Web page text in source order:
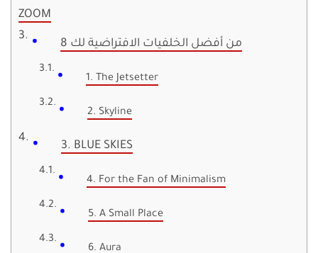
ZOOM
8 من أفضل الخلفيات الافتراضية لك
1. The Jetsetter
2. Skyline
3. BLUE SKIES
4. For the Fan of Minimalism
5. A Small Place
6. Aura